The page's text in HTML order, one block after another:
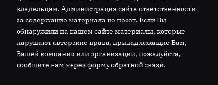
владельцам. Администрация сайта ответственности
за содержание материала не несет. Если Вы
обнаружили на нашем сайте материалы, которые
нарушают авторские права, принадлежащие Вам,
Вашей компании или организации, пожалуйста,
сообщите нам через форму обратной связи.